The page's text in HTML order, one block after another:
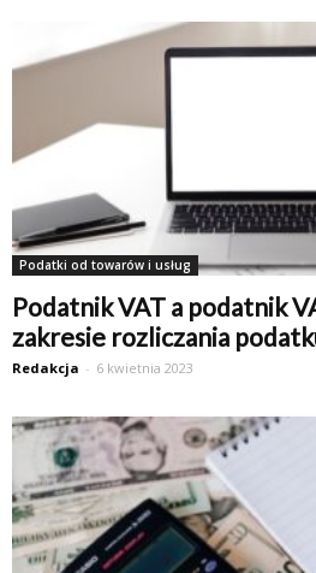
Podatki od towarów i usług
Podatnik VAT a podatnik
zakresie rozliczania
Redakcja - 6 kwietnia 2023